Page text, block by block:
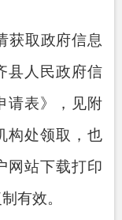
获取政府信息
县人民政府信
请表》，见附
构处领取，也
网站下载打印
有效。